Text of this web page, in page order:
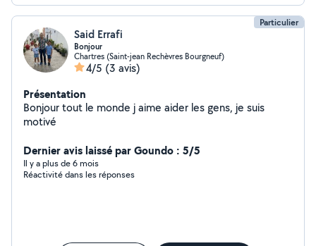
Particulier
Said Errafi
Bonjour
Chartres (Saint-jean Rechèvres Bourgneuf)
4/5 (3 avis)
Présentation
Bonjour tout le monde j aime aider les gens, je suis
motivé
Dernier avis laissé par Goundo : 5/5
Il y a plus de 6 mois
Réactivité dans les réponses